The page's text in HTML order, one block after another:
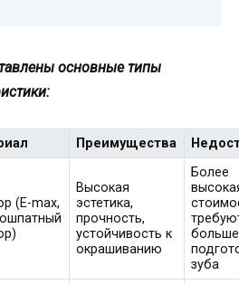
основные типы
Преимущества
(E-max,
Высокая
эстетика,
прочность,
устойчивость к
окрашиванию
Более
зуба